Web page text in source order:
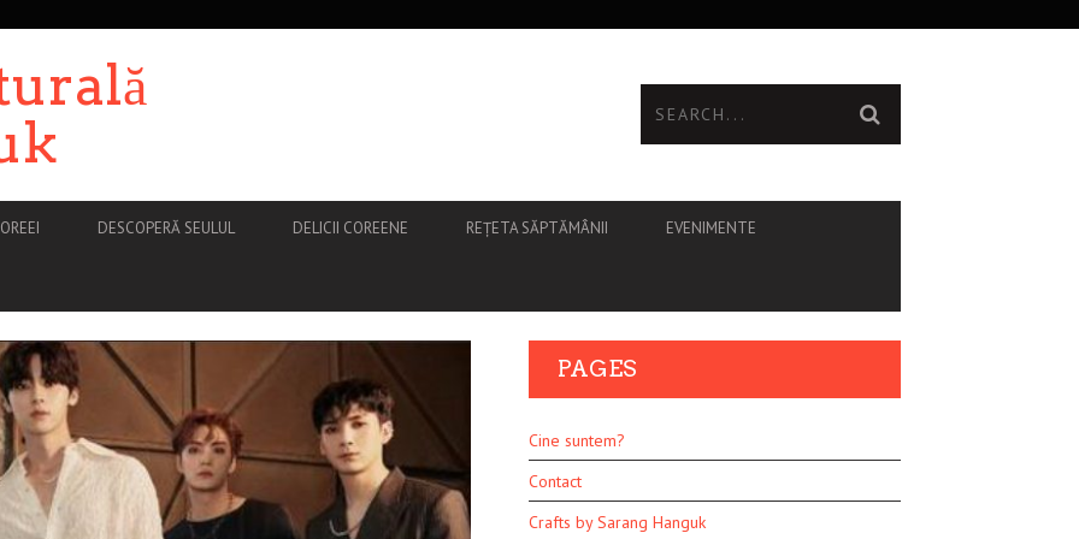
DESCOPERĂ SEULUL DELICII COREENE REȚETA SĂPTĂMÂNII EVENIMENTE
PAGES
Cine suntem?
Contact
Crafts by Sarang Hanguk